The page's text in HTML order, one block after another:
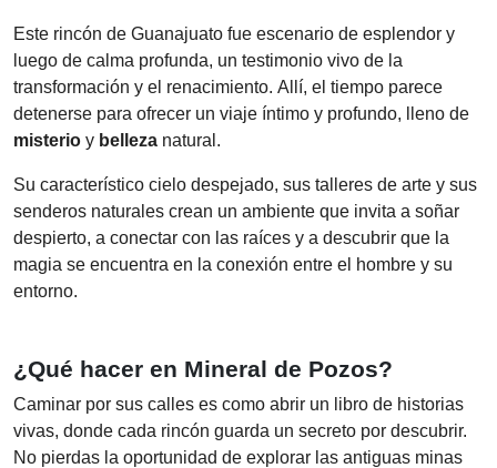
Este rincón de Guanajuato fue escenario de esplendor y
luego de calma profunda, un testimonio vivo de la
transformación y el renacimiento. Allí, el tiempo parece
detenerse para ofrecer un viaje íntimo y profundo, lleno de
misterio y belleza natural.
Su característico cielo despejado, sus talleres de arte y sus
senderos naturales crean un ambiente que invita a soñar
despierto, a conectar con las raíces y a descubrir que la
magia se encuentra en la conexión entre el hombre y su
entorno.
¿Qué hacer en Mineral de Pozos?
Caminar por sus calles es como abrir un libro de historias
vivas, donde cada rincón guarda un secreto por descubrir.
No pierdas la oportunidad de explorar las antiguas minas